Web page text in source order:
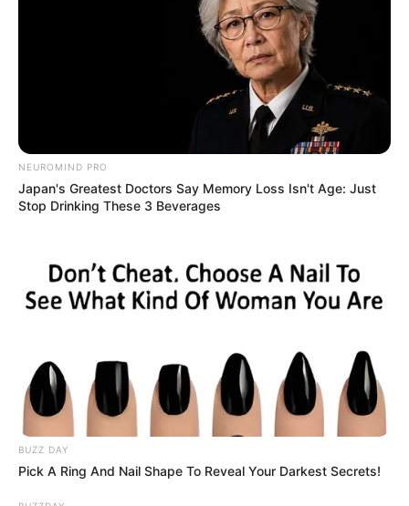
อ.รักษ์ เลขเด็ด ชวนเช็ก ดวงกรกฎาคม
2569 (ช่วงวันที่ 16 – 31 ก.ค. 69)
รับข่าวสารเลขมงคล สถิติเลขดัง ดวงรายวัน รายเดือน รายปี
พร้อมแนะนำวิธีเสริมดวง
เปิดสมัครสมาชิก (ฟรี) เร็วๆนี้
เพื่อการนำเสนอเนื้อหาที่ดี รวมถึงการจัดการข้อมูลส่วนบุคคล เพื่อให้คุณได้รับ
ประสบการณ์ที่ดีบนบริการของเว็บไซต์เรา หากคุณใช้บริการเว็บไซต์นี้ต่อไปโดย
ไม่มีการปรับตั้งค่าใดๆนั้น แสดงว่าคุณยอมรับนโยบายคุกกี้และนโยบายส่วน
บุคคลของเรา
ยอมรับ เรียนรู้เพิ่มเติม
NEUROMIND PRO
Japan's Greatest Doctors Say Memory Loss Isn't Age: Just
Stop Drinking These 3 Beverages
BUZZ DAY
Pick A Ring And Nail Shape To Reveal Your Darkest Secrets!